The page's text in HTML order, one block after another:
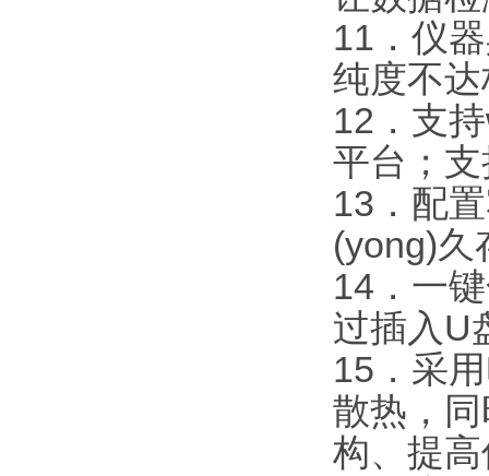
11．仪
纯度不
12．支
平台；
13．配
(yong)久
14．一
过插入U
15．采
散热，
构、提